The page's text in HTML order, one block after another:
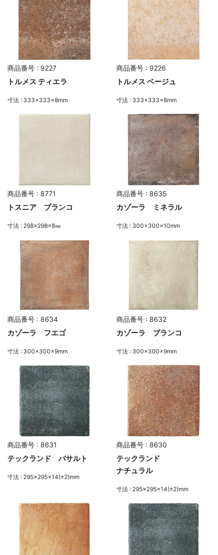
商品番号 : 9227
トルメス ティエラ
寸法 : 333×333×8mm
商品番号 : 9226
トルメス ベージュ
寸法 : 333×333×8mm
商品番号 : 8771
トスニア ブランコ
寸法 : 298×298×8㎜
商品番号 : 8635
カゾーラ ミネラル
寸法 : 300×300×10mm
商品番号 : 8634
カゾーラ フエゴ
寸法 : 300×300×9mm
商品番号 : 8632
カゾーラ ブランコ
寸法 : 300×300×9mm
商品番号 : 8631
テックランド バサルト
寸法 : 295×295×14(±2)mm
商品番号 : 8630
テックランド
ナチュラル
寸法 : 295×295×14(±2)mm